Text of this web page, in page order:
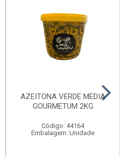
AZEITONA VERDE MEDIA
GOURMETUM 2KG
Código: 44164
Embalagem: Unidade